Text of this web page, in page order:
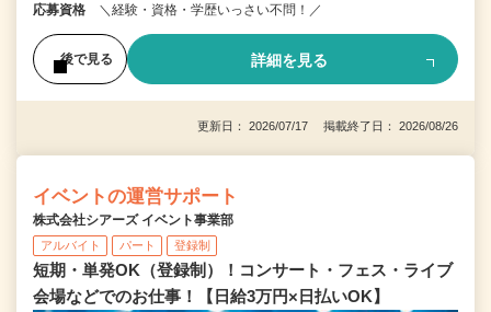
応募資格 ＼経験・資格・学歴いっさい不問！／
後で見る 詳細を見る
更新日： 2026/07/17 掲載終了日： 2026/08/26
イベントの運営サポート
株式会社シアーズ イベント事業部
アルバイト パート 登録制
短期・単発OK（登録制）！コンサート・フェス・ライブ
会場などでのお仕事！【日給3万円×日払いOK】